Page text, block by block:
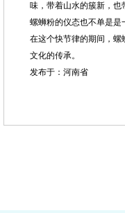
味，带着山水的簇新，也
螺蛳粉的仪态也不单是是
在这个快节律的期间，螺
文化的传承。
发布于：河南省